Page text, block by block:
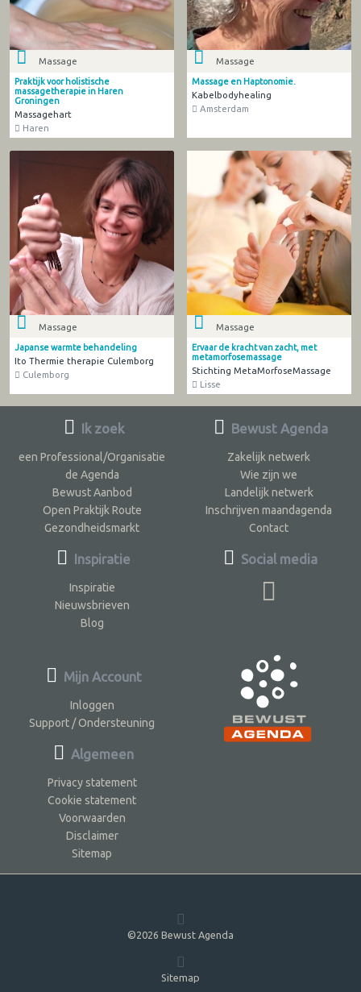
Massage
Praktijk voor holistische
massagetherapie in Haren
Groningen
Massagehart
Haren
Massage
Massage en Haptonomie.
Kabelbodyhealing
Amsterdam
Massage
Japanse warmte behandeling
Ito Thermie therapie Culemborg
Culemborg
Massage
Ervaar de kracht van zacht, met
metamorfosemassage
Stichting MetaMorfoseMassage
Lisse
Ik zoek
een Professional/Organisatie
de Agenda
Bewust Aanbod
Open Praktijk Route
Gezondheidsmarkt
Inspiratie
Inspiratie
Nieuwsbrieven
Blog
Bewust Agenda
Zakelijk netwerk
Wie zijn we
Landelijk netwerk
Inschrijven maandagenda
Contact
Social media
Mijn Account
Inloggen
Support / Ondersteuning
Algemeen
Privacy statement
Cookie statement
Voorwaarden
Disclaimer
Sitemap
©2026 Bewust Agenda
Sitemap